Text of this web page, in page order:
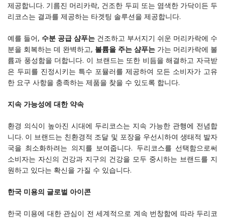
제공합니다. 기름진 머리카락, 건조한 두피 또는 염색한 가닥이든 두
리코스는 결과를 제공하는 타겟팅 솔루션을 제공합니다.
예를 들어, 수분 공급 샴푸는 건조하고 부서지기 쉬운 머리카락에 수
분을 회복하는 데 완벽하고, 볼륨을 주는 샴푸는 가는 머리카락에 볼
륨과 풍성함을 더합니다. 이 브랜드는 또한 비듬을 해결하고 자극받
은 두피를 진정시키는 특수 포뮬러를 제공하여 모든 소비자가 고유
한 요구 사항을 충족하는 제품을 찾을 수 있도록 합니다.
지속 가능성에 대한 약속
환경 의식이 높아진 시대에 두리코스는 지속 가능한 관행에 전념합
니다. 이 브랜드는 친환경적 조달 및 포장을 우선시하여 생태적 발자
국을 최소화하려는 의지를 보여줍니다. 두리코스를 선택함으로써
소비자는 자신의 건강과 지구의 건강을 모두 중시하는 브랜드를 지
원하고 있다는 확신을 가질 수 있습니다.
한국 미용의 글로벌 아이콘
한국 미용에 대한 관심이 전 세계적으로 계속 번창함에 따라 두리코